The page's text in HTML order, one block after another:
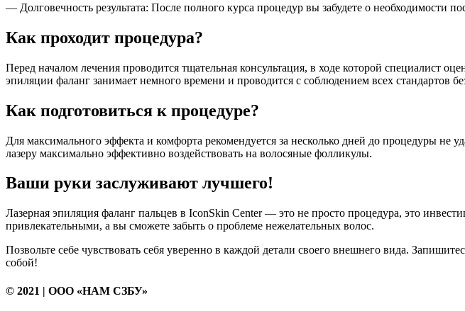
— Долговечность результата: После полного курса процедур вы забудете о необходимости
Как проходит процедура?
Перед началом лечения проводится тщательная консультация, в ходе которой специалист
эпиляции фаланг занимает немного времени и проводится с соблюдением всех стандартов
Как подготовиться к процедуре?
Для максимального эффекта и комфорта рекомендуется за несколько дней до процедуры
лазеру максимально эффективно воздействовать на волосяные фолликулы.
Ваши руки заслуживают лучшего!
Лазерная эпиляция фаланг пальцев в IconSkin Center — это не просто процедура, это
привлекательными, а вы сможете забыть о проблеме нежелательных волос.
Позвольте себе чувствовать себя уверенно в каждой детали своего внешнего вида.
собой!
© 2021 | ООО «НАМ СЗБУ»